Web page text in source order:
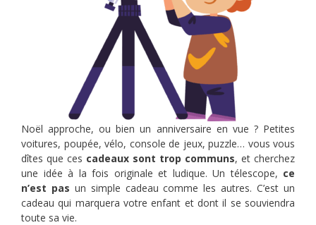
Noël approche, ou bien un anniversaire en vue ? Petites
voitures, poupée, vélo, console de jeux, puzzle… vous vous
dîtes que ces cadeaux sont trop communs, et cherchez
une idée à la fois originale et ludique. Un télescope, ce
n’est pas un simple cadeau comme les autres. C’est un
cadeau qui marquera votre enfant et dont il se souviendra
toute sa vie.